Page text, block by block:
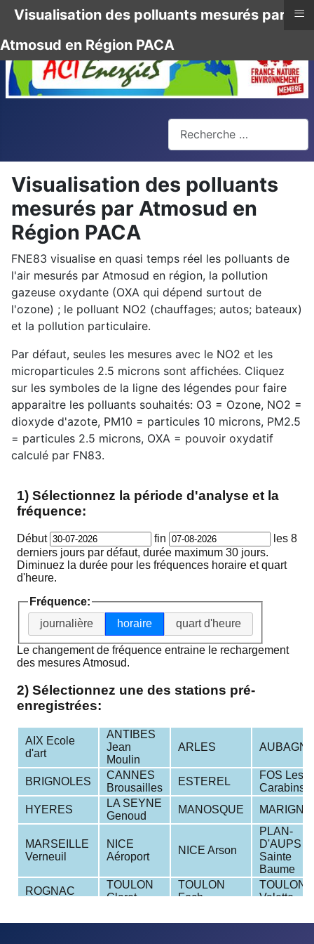
Rechercher
Visualisation des polluants
mesurés par Atmosud en
Région PACA
FNE83 visualise en quasi temps réel les polluants de
l'air mesurés par Atmosud en région, la pollution
gazeuse oxydante (OXA qui dépend surtout de
l'ozone) ; le polluant NO2 (chauffages; autos; bateaux)
et la pollution particulaire.
Par défaut, seules les mesures avec le NO2 et les
microparticules 2.5 microns sont affichées. Cliquez
sur les symboles de la ligne des légendes pour faire
apparaitre les polluants souhaités: O3 = Ozone, NO2 =
dioxyde d'azote, PM10 = particules 10 microns, PM2.5
= particules 2.5 microns, OXA = pouvoir oxydatif
calculé par FN83.
Visualisation des polluants mesurés par
Atmosud en Région PACA
≡